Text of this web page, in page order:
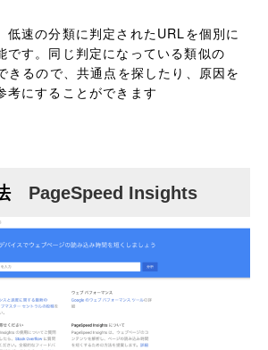
低速の分類に判定されたURLを個別に
です。同じ判定になっている類似の
きるので、共通点を探したり、原因を
考にすることができます
PageSpeed Insights